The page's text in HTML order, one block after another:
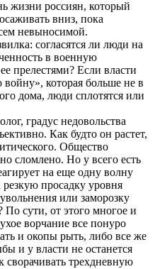
жизни россиян, который
вниз, пока
невыносимой.
согласятся ли люди на
в военную
прелестями? Если власти
которая больше не в
дома, люди сплотятся или
градус недовольства
Как будто он растет,
Общество
сломлено. Но у всего есть
на еще одну волну
просадку уровня
или заморозку
По сути, от этого многое и
ворчание все понуро
и окопы рыть, либо все же
и у власти не останется
сворачивать трехдневную